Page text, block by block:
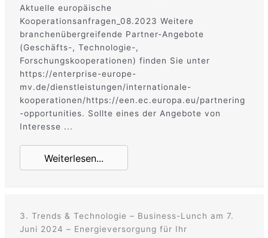
Aktuelle europäische
Kooperationsanfragen_08.2023 Weitere
branchenübergreifende Partner-Angebote
(Geschäfts-, Technologie-,
Forschungskooperationen) finden Sie unter
https://enterprise-europe-
mv.de/dienstleistungen/internationale-
kooperationen/https://een.ec.europa.eu/partnering
-opportunities. Sollte eines der Angebote von
Interesse ...
Weiterlesen...
3. Trends & Technologie – Business-Lunch am 7.
Juni 2024 – Energieversorgung für Ihr